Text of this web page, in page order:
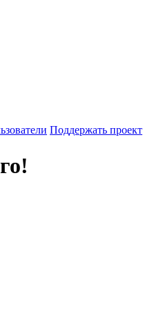
Поддержать проект